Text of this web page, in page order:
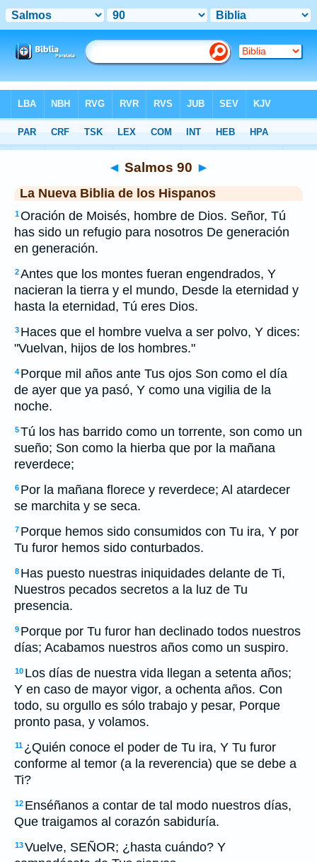
>NBLH > Salmos 90
◄ Salmos 90 ►
La Nueva Biblia de los Hispanos
1Oración de Moisés, hombre de Dios. Señor, Tú
has sido un refugio para nosotros De generación
en generación.
2Antes que los montes fueran engendrados, Y
nacieran la tierra y el mundo, Desde la eternidad y
hasta la eternidad, Tú eres Dios.
3 Haces que el hombre vuelva a ser polvo, Y dices:
"Vuelvan, hijos de los hombres."
4 Porque mil años ante Tus ojos Son como el día
de ayer que ya pasó, Y como una vigilia de la
noche.
5Tú los has barrido como un torrente, son como un
sueño; Son como la hierba que por la mañana
reverdece;
6 Por la mañana florece y reverdece; Al atardecer
se marchita y se seca.
7 Porque hemos sido consumidos con Tu ira, Y por
Tu furor hemos sido conturbados.
8 Has puesto nuestras iniquidades delante de Ti,
Nuestros pecados secretos a la luz de Tu
presencia.
9 Porque por Tu furor han declinado todos nuestros
días; Acabamos nuestros años como un suspiro.
10 Los días de nuestra vida llegan a setenta años;
Y en caso de mayor vigor, a ochenta años. Con
todo, su orgullo es sólo trabajo y pesar, Porque
pronto pasa, y volamos.
11 ¿Quién conoce el poder de Tu ira, Y Tu furor
conforme al temor (a la reverencia) que se debe a
Ti?
12 Enséñanos a contar de tal modo nuestros días,
Que traigamos al corazón sabiduría.
13Vuelve, SEÑOR; ¿hasta cuándo? Y